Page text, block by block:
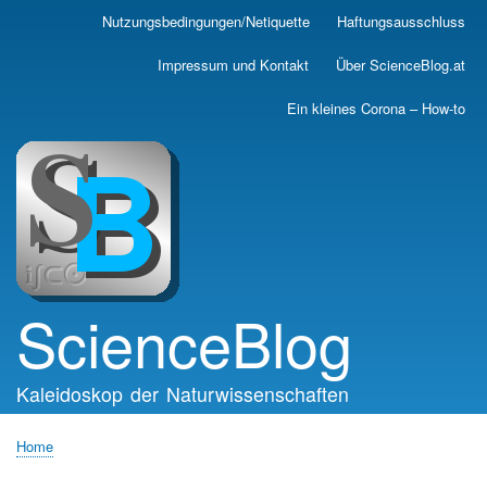
Skip
main
Nutzungsbedingungen/Netiquette Haftungsausschluss
Impressum und Kontakt Über ScienceBlog.at
Ein kleines Corona – How-to
ScienceBlog
Kaleidoskop der Naturwissenschaften
Home